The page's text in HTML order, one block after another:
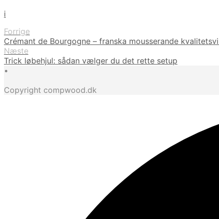
i
Forrige
Crémant de Bourgogne – franska mousserande
Næste
Trick løbehjul: sådan vælger du det rette setup
•
Copyright compwood.dk